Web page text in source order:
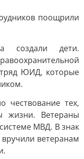
поощрили
создали дети.
ЮИД, которые
чествование тех,
жизни. Ветераны
МВД. В знак
ветеранам